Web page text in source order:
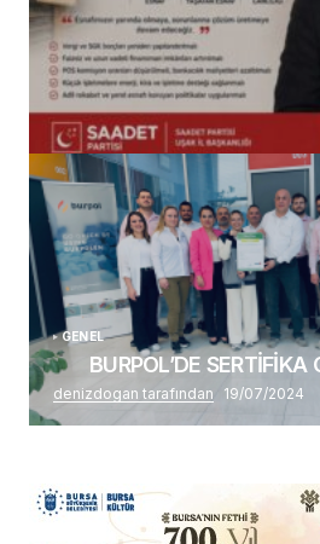
(başlıksız)
Alaattin Karahan tarafından 14/07/2026
GENEL
BURPOL’DE SERTİFİKA
denizdogan tarafından 19/07/2024